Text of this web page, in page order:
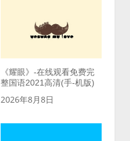
《耀眼》-在线观看免费完
整国语2021高清(手-机版)
2026年8月8日